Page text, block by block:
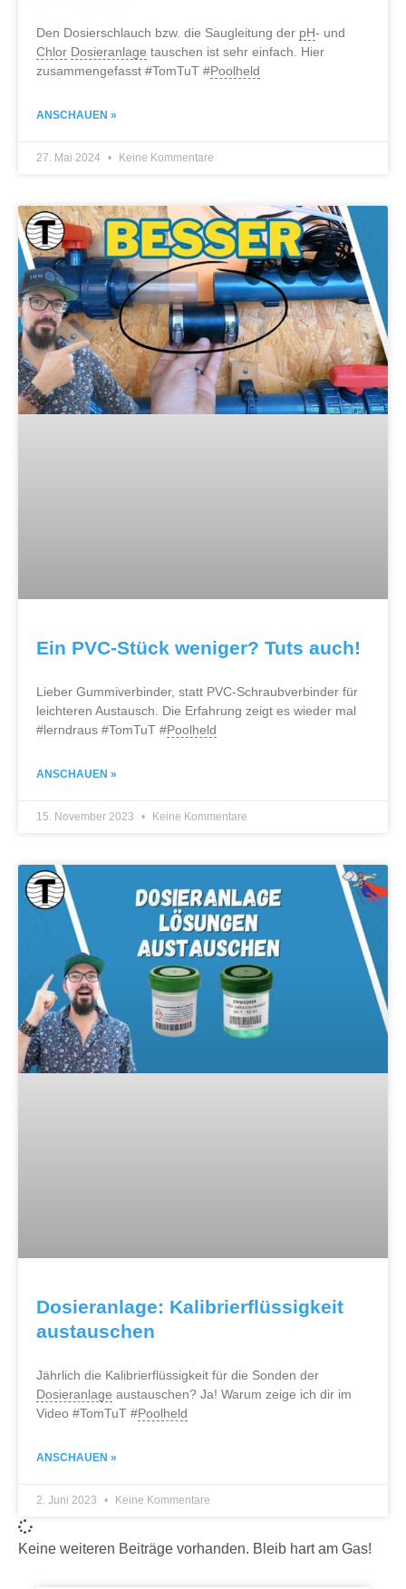
Den Dosierschlauch bzw. die Saugleitung der pH- und
Chlor Dosieranlage tauschen ist sehr einfach. Hier
zusammengefasst #TomTuT #Poolheld
ANSCHAUEN »
27. Mai 2024 Keine Kommentare
Ein PVC-Stück weniger? Tuts auch!
Lieber Gummiverbinder, statt PVC-Schraubverbinder für
leichteren Austausch. Die Erfahrung zeigt es wieder mal
#lerndraus #TomTuT #Poolheld
ANSCHAUEN »
15. November 2023 Keine Kommentare
Dosieranlage: Kalibrierflüssigkeit
austauschen
Jährlich die Kalibrierflüssigkeit für die Sonden der
Dosieranlage austauschen? Ja! Warum zeige ich dir im
Video #TomTuT #Poolheld
ANSCHAUEN »
2. Juni 2023 Keine Kommentare
Keine weiteren Beiträge vorhanden. Bleib hart am Gas!